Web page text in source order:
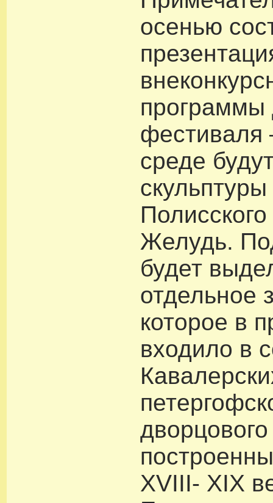
осенью
программы
фестиваля
среде
Желудь.
будет
отдельное
которое в
входило в
XVIII- XIX